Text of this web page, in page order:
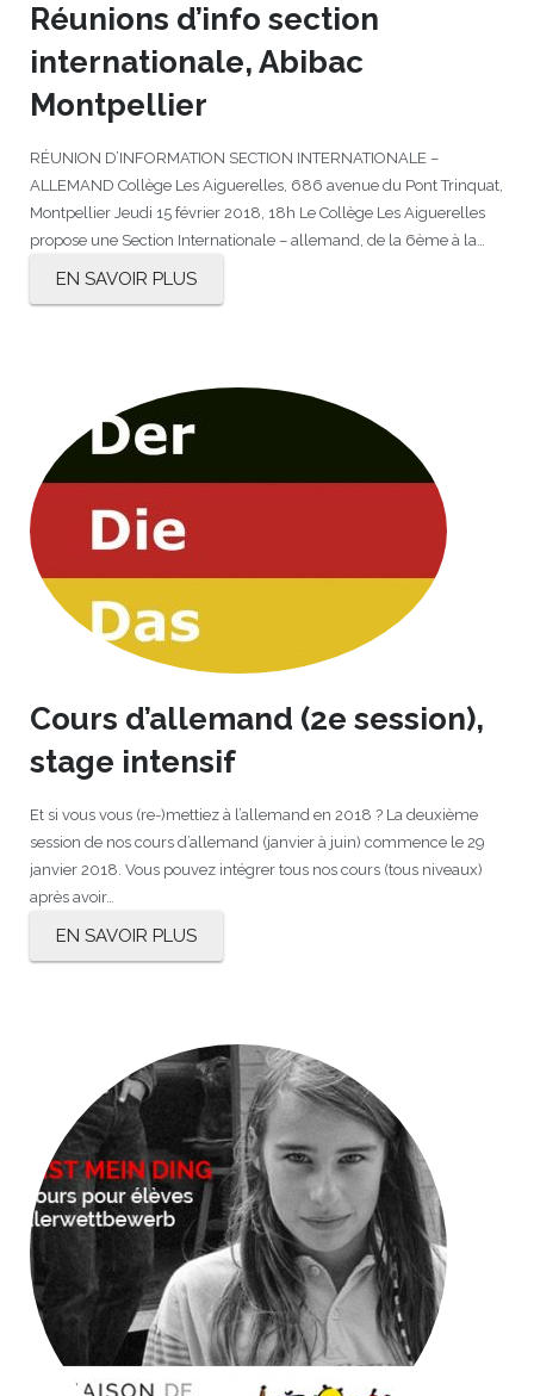
Réunions d’info section
internationale, Abibac
Montpellier
RÉUNION D’INFORMATION SECTION INTERNATIONALE –
ALLEMAND Collège Les Aiguerelles, 686 avenue du Pont Trinquat,
Montpellier Jeudi 15 février 2018, 18h Le Collège Les Aiguerelles
propose une Section Internationale – allemand, de la 6ème à la…
EN SAVOIR PLUS
Cours d’allemand (2e session),
stage intensif
Et si vous vous (re-)mettiez à l’allemand en 2018 ? La deuxième
session de nos cours d’allemand (janvier à juin) commence le 29
janvier 2018. Vous pouvez intégrer tous nos cours (tous niveaux)
après avoir…
EN SAVOIR PLUS